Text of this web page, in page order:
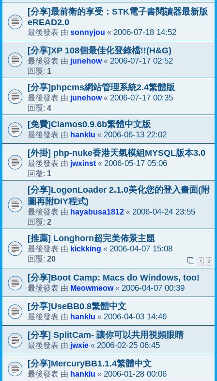
[分享]最前衛的享受：STK電子書閱讀器最新版
eREAD2.0
最後發表 由 sonnyjou « 2006-07-18 14:52
[分享]XP 108個最佳化登錄檔!!(H&G)
最後發表 由 junehow« 2006-07-17 02:52
回覆: 1
[分享]phpcms網站管理系統2.4繁體版
最後發表 由 junehow« 2006-07-17 00:35
回覆: 4
[免費]Ciamos0.9.6b繁體中文版
最後發表 由 hanklu « 2006-06-13 22:02
[外掛] php-nuke香港天氣模組MYSQL版本3.0
最後發表 由 jwxinst « 2006-05-17 05:06
回覆: 1
[分享]LogonLoader 2.1.0美化您的登入畫面(附
圖再附DIY程式)
最後發表 由 hayabusa1812 « 2006-04-24 23:55
回覆: 2
[推薦] Longhorn超完美佈景主題
最後發表 由 kickking « 2006-04-07 15:08
回覆: 20 1 2
[分享]Boot Camp: Macs do Windows, too!
最後發表 由 Meowmeow« 2006-04-07 00:39
[分享]UseBB0.8繁體中文
最後發表 由 hanklu « 2006-04-03 14:46
[分享] SplitCam- 讓你可以共用視頻眼睛
最後發表 由 jwxie « 2006-02-25 06:45
[分享]MercuryBB1.1.4繁體中文
最後發表 由 hanklu « 2006-01-28 00:06